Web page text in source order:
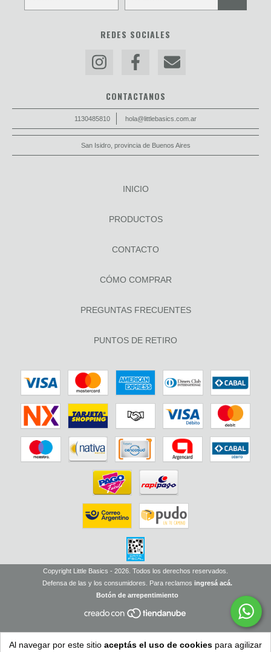
Al navegar por este sitio aceptás el uso de cookies para agilizar
REDES SOCIALES
CONTACTANOS
1130485810 hola@littlebasics.com.ar
San Isidro, provincia de Buenos Aires
INICIO
PRODUCTOS
CONTACTO
CÓMO COMPRAR
PREGUNTAS FRECUENTES
PUNTOS DE RETIRO
Copyright Little Basics - 2026. Todos los derechos reservados.
Defensa de las y los consumidores. Para reclamos ingresá acá.
Botón de arrepentimiento